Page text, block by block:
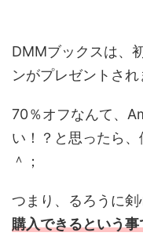
DMMブックスは、
ンがプレゼントされ
70％オフなんて、
い！？と思ったら
＾；
つまり、るろうに剣
購入できるという事